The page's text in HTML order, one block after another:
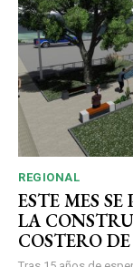
REGIONAL
ESTE MES
LA
COSTERO